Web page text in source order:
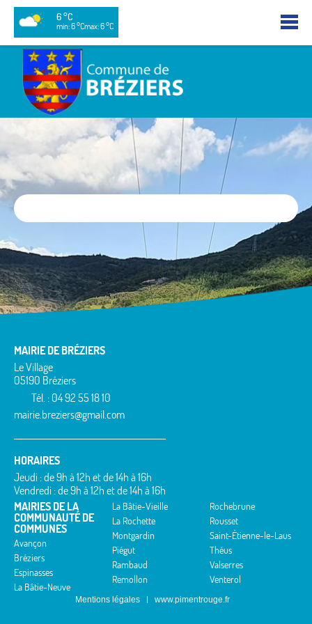
6 °C
min: 6 °Cmax: 6 °C
MAIRIE DE BRÉZIERS
Le Village
05190 Bréziers
Tél. : 04 92 55 18 10
mairie.breziers@gmail.com
HORAIRES
Jeudi : de 9h à 12h et de 14h à 16h
Vendredi : de 9h à 12h et de 14h à 16h
MAIRIES DE LA
COMMUNAUTÉ DE
COMMUNES
Avançon
Bréziers
Espinasses
La Bâtie-Neuve
La Bâtie-Vieille
La Rochette
Montgardin
Piégut
Rambaud
Remollon
Rochebrune
Rousset
Saint-Étienne-le-Laus
Théus
Valserres
Venterol
Mentions légales www.pimentrouge.fr